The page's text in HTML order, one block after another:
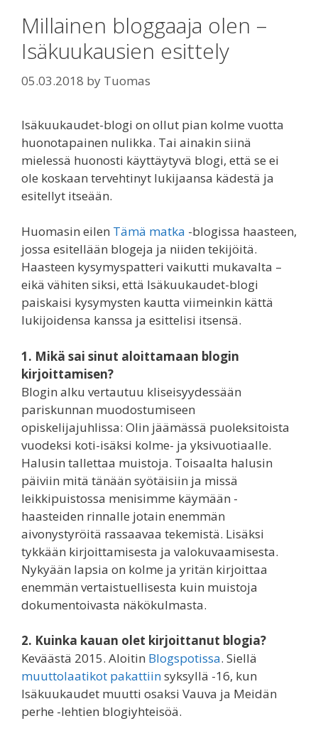
Millainen bloggaaja olen –
Isäkuukausien esittely
05.03.2018 by Tuomas
Isäkuukaudet-blogi on ollut pian kolme vuotta
huonotapainen nulikka. Tai ainakin siinä
mielessä huonosti käyttäytyvä blogi, että se ei
ole koskaan tervehtinyt lukijaansa kädestä ja
esitellyt itseään.
Huomasin eilen Tämä matka -blogissa haasteen,
jossa esitellään blogeja ja niiden tekijöitä.
Haasteen kysymyspatteri vaikutti mukavalta –
eikä vähiten siksi, että Isäkuukaudet-blogi
paiskaisi kysymysten kautta viimeinkin kättä
lukijoidensa kanssa ja esittelisi itsensä.
1. Mikä sai sinut aloittamaan blogin
kirjoittamisen?
Blogin alku vertautuu kliseisyydessään
pariskunnan muodostumiseen
opiskelijajuhlissa: Olin jäämässä puoleksitoista
vuodeksi koti-isäksi kolme- ja yksivuotiaalle.
Halusin tallettaa muistoja. Toisaalta halusin
päiviin mitä tänään syötäisiin ja missä
leikkipuistossa menisimme käymään -
haasteiden rinnalle jotain enemmän
aivonystyröitä rassaavaa tekemistä. Lisäksi
tykkään kirjoittamisesta ja valokuvaamisesta.
Nykyään lapsia on kolme ja yritän kirjoittaa
enemmän vertaistuellisesta kuin muistoja
dokumentoivasta näkökulmasta.
2. Kuinka kauan olet kirjoittanut blogia?
Keväästä 2015. Aloitin Blogspotissa. Siellä
muuttolaatikot pakattiinsyksyllä -16, kun
Isäkuukaudet muutti osaksi Vauva ja Meidän
perhe -lehtien blogiyhteisöä.